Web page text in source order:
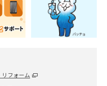
リフォーム